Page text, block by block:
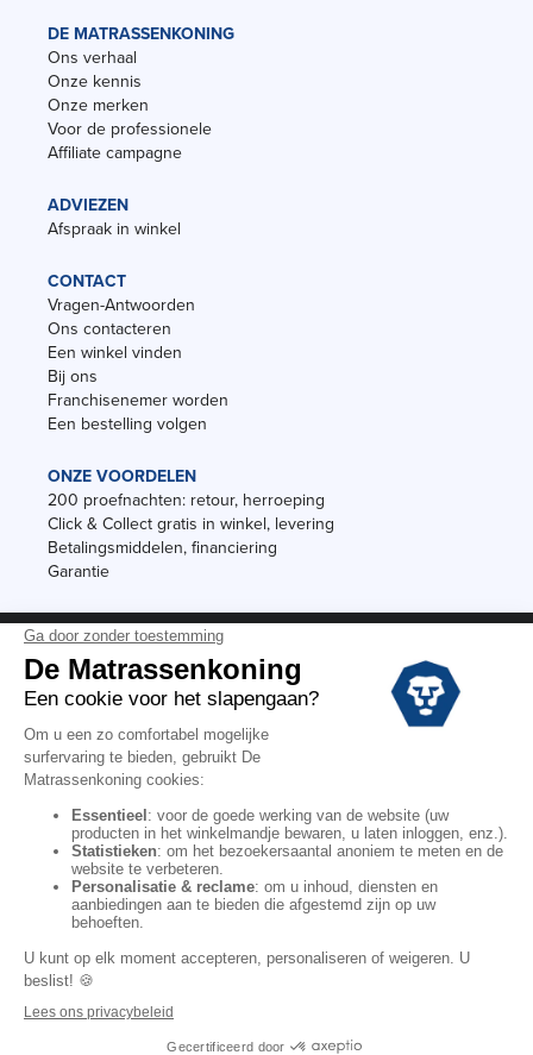
DE MATRASSENKONING
Ons verhaal
Onze kennis
Onze merken
Voor de professionele
Affiliate campagne
ADVIEZEN
Afspraak in winkel
CONTACT
Vragen-Antwoorden
Ons contacteren
Een winkel vinden
Bij ons
Franchisenemer worden
Een bestelling volgen
ONZE VOORDELEN
200 proefnachten: retour, herroeping
Click & Collect gratis in winkel, levering
Betalingsmiddelen, financiering
Garantie
Vermeldingen
Black Friday
Voorraadverkoop
Algemene verkoopvoorwaarden voor winkels
Algemene verkoopvoorwaarden op internet
Wettelijke Bepalingen
Persoonlijke gegevens
Kortingscodes De Matrassenkoning
Copyright © 2022. All rights reserved.